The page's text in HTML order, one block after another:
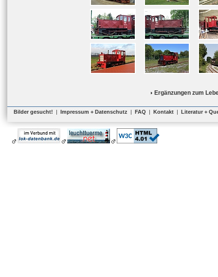
Ergänzungen zum
Bilder gesucht! | Impressum + Datenschutz | FAQ | Kontakt | Literatur +